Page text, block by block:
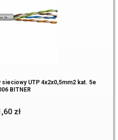
UTP 4x2x0,5mm2 kat. 5e
BITNER
zł